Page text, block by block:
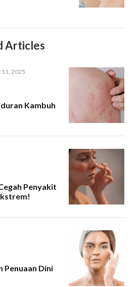
Articles
11, 2025
Kambuh
Penyakit
Penuaan Dini